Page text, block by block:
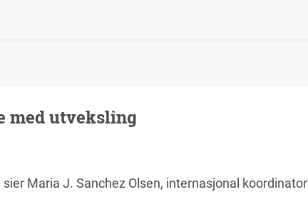
med utveksling
Maria J. Sanchez Olsen, internasjonal koordinator